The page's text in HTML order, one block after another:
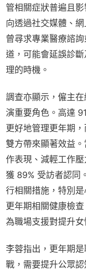
管相關症狀普遍且
向透過社交媒體、
曾尋求專業醫療諮
道，可能會延誤診
理的時機。
調查亦顯示，僱主
演重要角色。高達
更好地管理更年期
雙方帶來顯著效益
作表現、減輕工作
獲 89% 受訪者認同
行相關措施，特別
更年期相關健康檢
為職場支援對提升
李蓉指出，更年期
戰，需要提升公眾